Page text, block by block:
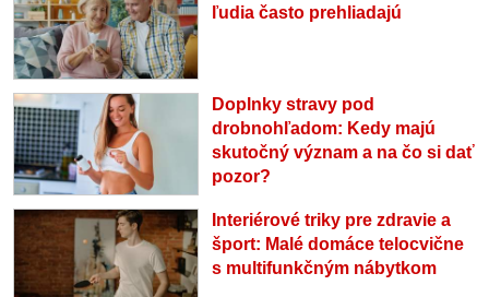
ľudia často prehliadajú
Doplnky stravy pod
drobnohľadom: Kedy majú
skutočný význam a na čo si dať
pozor?
Interiérové triky pre zdravie a
šport: Malé domáce telocvične
s multifunkčným nábytkom